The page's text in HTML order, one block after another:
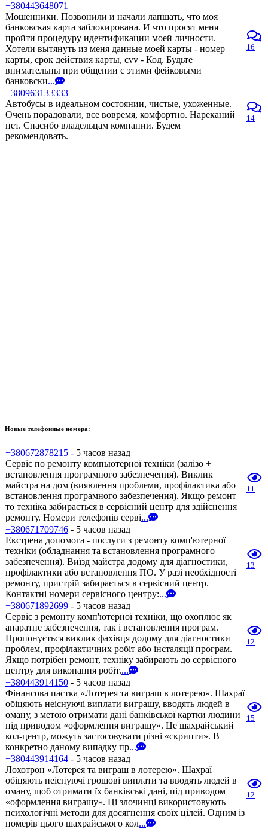
+380443648071
Мошенники. Позвонили и начали лапшать, что моя
банковская карта заблокирована. И что просят меня
пройти процедуру идентификации моей личности.
Хотели вытянуть из меня данные моей карты - номер
карты, срок действия карты, cvv - Код. Будьте
внимательны при общении с этими фейковыми
банковски...
16
+380963133333
Автобусы в идеальном состоянии, чистые, ухоженные.
Очень порадовали, все вовремя, комфортно. Нареканий
нет. Спасибо владельцам компании. Будем
рекомендовать.
14
Новые телефонные номера:
+380672878215 - 5 часов назад
Сервіс по ремонту компьютерної техніки (залізо +
встановлення програмного забезпечення). Виклик
майстра на дом (виявлення проблеми, профілактика або
встановлення програмного забезпечення). Якщо ремонт –
то техніка забирається в сервісний центр для здійснення
ремонту. Номери телефонів серві...
11
+380671709746 - 5 часов назад
Екстрена допомога - послуги з ремонту комп'ютерної
техніки (обладнання та встановлення програмного
забезпечення). Виїзд майстра додому для діагностики,
профілактики або встановлення ПО. У разі необхідності
ремонту, пристрій забирається в сервісний центр.
Контактні номери сервісного центру:...
13
+380671892699 - 5 часов назад
Сервіс з ремонту комп'ютерної техніки, що охоплює як
апаратне забезпечення, так і встановлення програм.
Пропонується виклик фахівця додому для діагностики
проблем, профілактичних робіт або інсталяції програм.
Якщо потрібен ремонт, техніку забирають до сервісного
центру для виконання робіт....
12
+380443914150 - 5 часов назад
Фінансова пастка «Лотерея та виграш в лотерею». Шахраї
обіцяють неіснуючі виплати виграшу, вводять людей в
оману, з метою отримати дані банківської картки людини
під приводом «оформлення виграшу». Це шахрайський
кол-центр, можуть застосовувати різні «скрипти». В
конкретно даному випадку пр...
15
+380443914164 - 5 часов назад
Лохотрон «Лотерея та виграш в лотерею». Шахраї
обіцяють неіснуючі грошові виплати та вводять людей в
оману, щоб отримати їх банківські дані, під приводом
«оформлення виграшу». Ці злочинці використовують
психологічні методи для досягнення своїх цілей. Одним із
номерів цього шахрайського кол...
12